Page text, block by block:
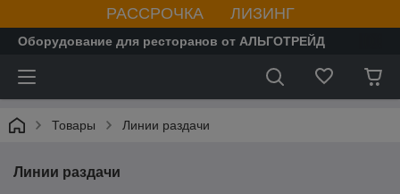
РАССРОЧКА ЛИЗИНГ
Оборудование для ресторанов от АЛЬГОТРЕЙД
Товары Линии раздачи
Линии раздачи